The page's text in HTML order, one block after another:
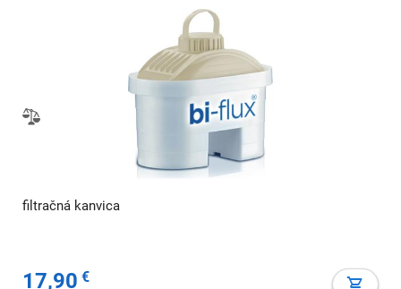
filtračná kanvica
17,90 €